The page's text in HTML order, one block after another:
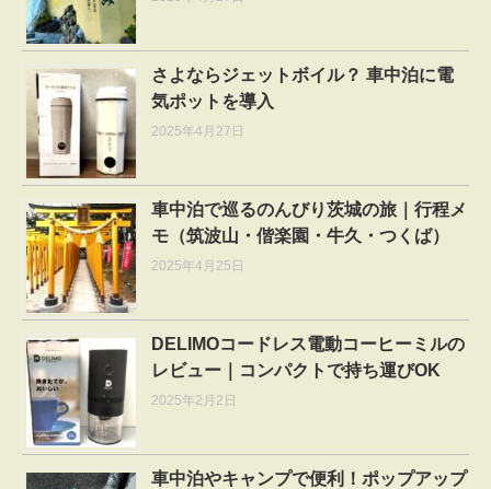
さよならジェットボイル？ 車中泊に電
気ポットを導入
2025年4月27日
車中泊で巡るのんびり茨城の旅｜行程メ
モ（筑波山・偕楽園・牛久・つくば）
2025年4月25日
DELIMOコードレス電動コーヒーミルの
レビュー｜コンパクトで持ち運びOK
2025年2月2日
車中泊やキャンプで便利！ポップアップ